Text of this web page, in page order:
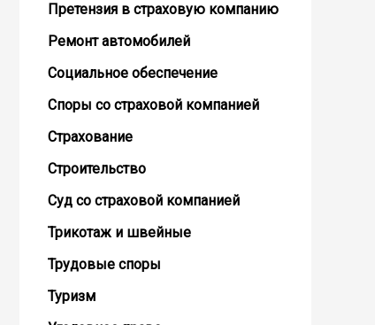
Претензия в страховую компанию
Ремонт автомобилей
Социальное обеспечение
Споры со страховой компанией
Страхование
Строительство
Суд со страховой компанией
Трикотаж и швейные
Трудовые споры
Туризм